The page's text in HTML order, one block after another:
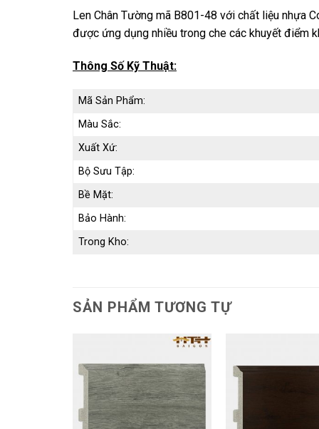
Len Chân Tường mã B801-48 với chất liệu nhựa
được ứng dụng nhiều trong che các khuyết điểm
Thông Số Kỹ Thuật:
Mã Sản Phẩm:
Màu Sắc:
Xuất Xứ:
Bộ Sưu Tập:
Bề Mặt:
Bảo Hành:
Trong Kho:
SẢN PHẨM TƯƠNG TỰ